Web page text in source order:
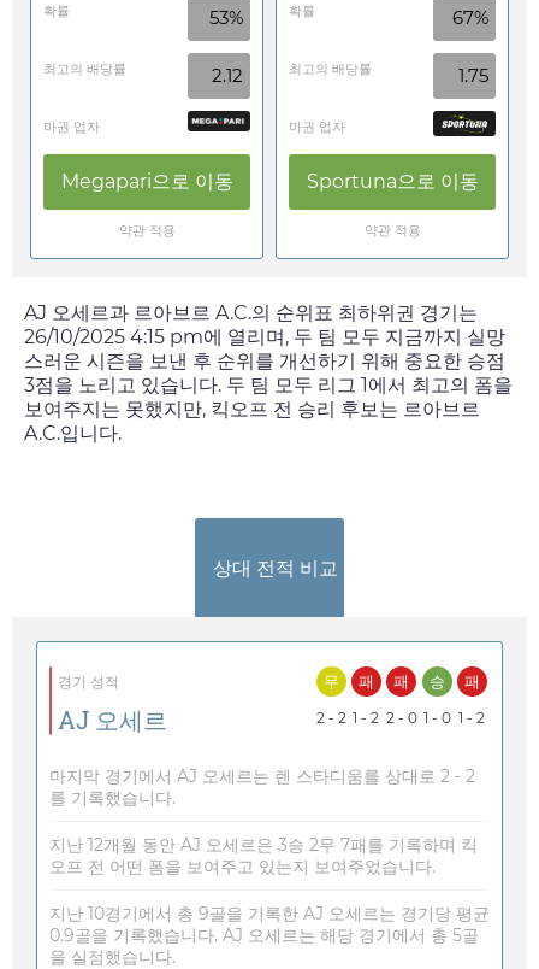
확률 53%
최고의 배당률 2.12
마권 업자
Megapari으로 이동
약관 적용
확률 67%
최고의 배당률 1.75
마권 업자
Sportuna으로 이동
약관 적용
AJ 오세르과 르아브르 A.C.의 순위표 최하위권 경기는
26/10/2025 4:15 pm에 열리며, 두 팀 모두 지금까지 실망
스러운 시즌을 보낸 후 순위를 개선하기 위해 중요한 승점
3점을 노리고 있습니다. 두 팀 모두 리그 1에서 최고의 폼을
보여주지는 못했지만, 킥오프 전 승리 후보는 르아브르
A.C.입니다.
상대 전적 비교
경기 성적
AJ 오세르
무
2 - 2
패
1 - 2
패
2 - 0
승
1 - 0
패
1 - 2
마지막 경기에서 AJ 오세르는 렌 스타디움를 상대로 2 - 2
를 기록했습니다.
지난 12개월 동안 AJ 오세르은 3승 2무 7패를 기록하며 킥
오프 전 어떤 폼을 보여주고 있는지 보여주었습니다.
지난 10경기에서 총 9골을 기록한 AJ 오세르는 경기당 평균
0.9골을 기록했습니다. AJ 오세르는 해당 경기에서 총 5골
을 실점했습니다.